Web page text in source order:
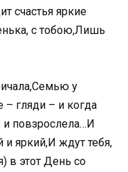
счастья яркие
с тобою,Лишь
у
– гляди – и когда
и повзрослела…И
яркий,И ждут тебя,
в этот День со